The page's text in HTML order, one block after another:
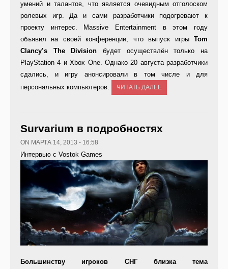
умений и талантов, что является очевидным отголоском
ролевых игр. Да и сами разработчики подогревают к
проекту интерес. Massive Entertainment в этом году
объявил на своей конференции, что выпуск игры Tom
Clancy’s The Division будет осуществлён только на
PlayStation 4 и Xbox One. Однако 20 августа разработчики
сдались, и игру анонсировали в том числе и для
персональных компьютеров.
ЧИТАТЬ ДАЛЕЕ
Survarium в подробностях
ON МАРТА 14, 2013 - 16:58
Интервью с Vostok Games
Большинству игроков СНГ близка тема